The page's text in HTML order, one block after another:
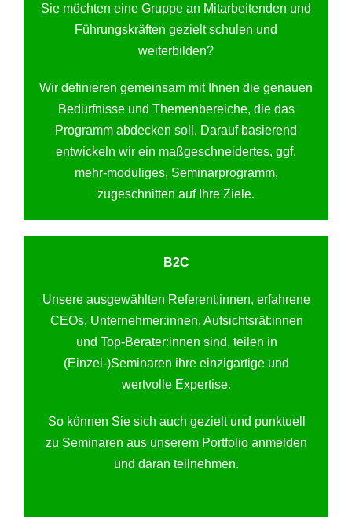
Sie möchten eine Gruppe an Mitarbeitenden und
Führungskräften gezielt schulen und
weiterbilden?
Wir definieren gemeinsam mit Ihnen die genauen
Bedürfnisse und Themenbereiche, die das
Programm abdecken soll. Darauf basierend
entwickeln wir ein maßgeschneidertes, ggf.
mehr-moduliges, Seminarprogramm,
zugeschnitten auf Ihre Ziele.
B2C
Unsere ausgewählten Referent:innen, erfahrene
CEOs, Unternehmer:innen, Aufsichtsrät:innen
und Top-Berater:innen sind, teilen in
(Einzel-)Seminaren ihre einzigartige und
wertvolle Expertise.
So können Sie sich auch gezielt und punktuell
zu Seminaren aus unserem Portfolio anmelden
und daran teilnehmen.